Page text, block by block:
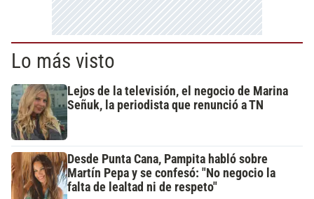
Lo más visto
Lejos de la televisión, el negocio de Marina
Señuk, la periodista que renunció a TN
Desde Punta Cana, Pampita habló sobre
Martín Pepa y se confesó: "No negocio la
falta de lealtad ni de respeto"